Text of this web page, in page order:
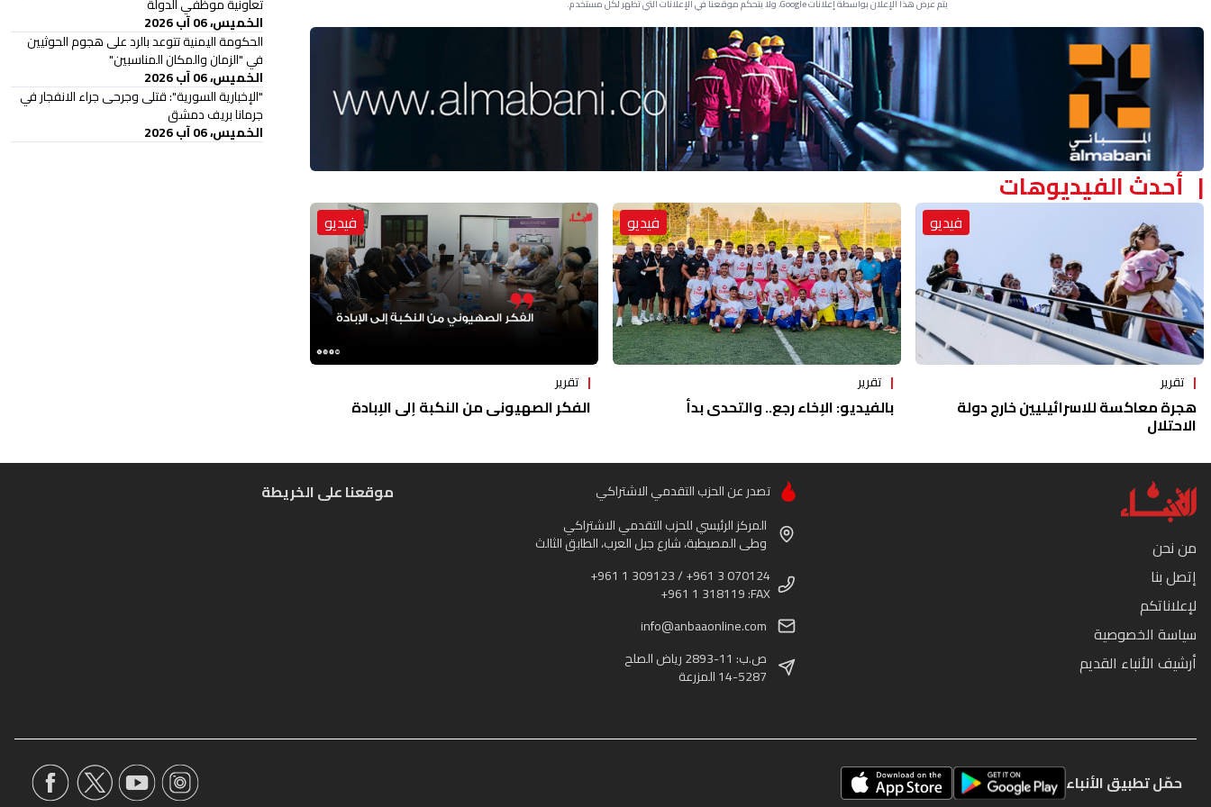
يتم عرض هذا الإعلان بواسطة إعلانات Google، ولا يتحكم موقعنا في الإعلانات التي تظهر لكل مستخدم.
Advertisement Section
أحدث الفيديوهات
فيديو
تقرير
هجرة معاكسة للاسرائيليين خارج دولة
الاحتلال
فيديو
تقرير
بالفيديو: الإخاء رجع.. والتحدي بدأ
فيديو
تقرير
الفكر الصهيوني من النكبة إلى الإبادة
الخميس، 06 آب 2026
الحكومة اليمنية تتوعد بالرد على هجوم الحوثيين
في "الزمان والمكان المناسبين"
الخميس، 06 آب 2026
"الإخبارية السورية": قتلى وجرحى جراء الانفجار في
جرمانا بريف دمشق
الخميس، 06 آب 2026
من نحن
إتصل بنا
لإعلاناتكم
سياسة الخصوصية
أرشيف الأنباء القديم
تصدر عن الحزب التقدمي الاشتراكي
المركز الرئيسي للحزب التقدمي الاشتراكي
وطى المصيطبة، شارع جبل العرب، الطابق الثالث
+961 1 309123 / +961 3 070124
+961 1 318119 :FAX
info@anbaaonline.com
ص.ب: 11-2893 رياض الصلح
14-5287 المزرعة
موقعنا على الخريطة
حمّل تطبيق الأنباء